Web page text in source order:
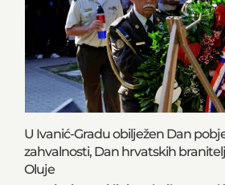
U Ivanić-Gradu obilježen Dan
zahvalnosti, Dan hrvatskih
Oluje